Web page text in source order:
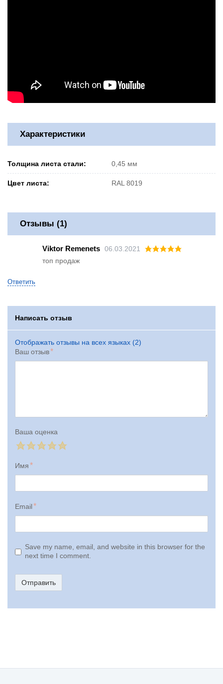
Характеристики
Толщина листа стали: 0,45 мм
Цвет листа: RAL 8019
Отзывы (1)
Viktor Remenets 06.03.2021
топ продаж
Ответить
Написать отзыв
Отображать отзывы на всех языках (2)
Ваш отзыв
Ваша оценка
Имя
Email
Save my name, email, and website in this browser for the
next time I comment.
Отправить